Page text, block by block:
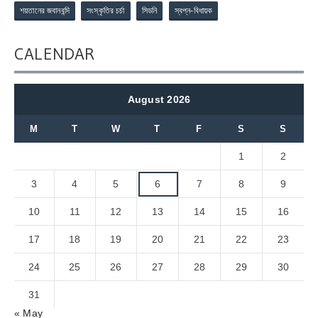
শয়তানের জবানবন্দি সংস্কৃতির চর্চা সিডনি স্বপ্ন-বিধায়ক
CALENDAR
August 2026
M T W T F S S
1 2
3 4 5 6 7 8 9
10 11 12 13 14 15 16
17 18 19 20 21 22 23
24 25 26 27 28 29 30
31
« May